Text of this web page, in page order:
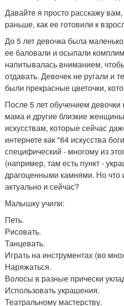
Давайте я просто расскажу
раньше, как ее готовили к
До 5 лет девочка была
ее баловали и осыпали
напитывалась вниманием,
отдавать. Девочек не ругали и
были прекрасные цветочки,
После 5 лет обучением девочки
мама и другие близкие
искусствам, которые сейчас
интернете как "64 искусства
специфический - многому из
(например, там есть пункт -
драгоценными камнями. Но что
актуально и сейчас?
Малышку учили:
Петь.
Рисовать.
Танцевать.
Играть на инструментах (во
Наряжаться.
Волосы в разные прически
Использовать украшения.
Театральному мастерству.